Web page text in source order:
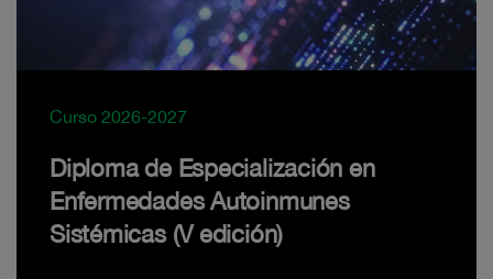
Curso 2026-2027
Diploma de Especialización en
Enfermedades Autoinmunes
Sistémicas (V edición)